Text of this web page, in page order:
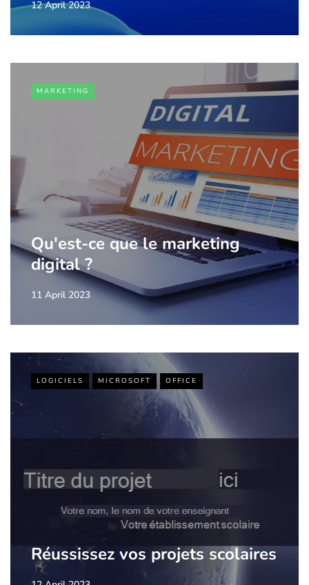
12 April 2023
MARKETING
Qu'est-ce que le marketing
digital ?
11 April 2023
LOGICIELS MICROSOFT OFFICE
Réussissez vos projets scolaires